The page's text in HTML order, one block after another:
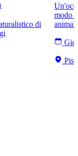
di
modo